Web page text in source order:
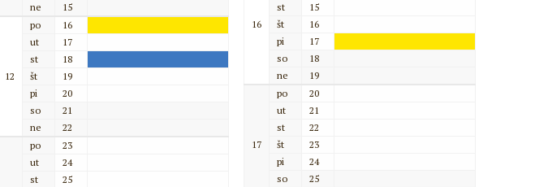
ne
15
12
po
16
ut
17
st
18
št
19
pi
20
so
21
ne
22
po
23
ut
24
st
25
16
st
15
št
16
pi
17
so
18
ne
19
17
po
20
ut
21
st
22
št
23
pi
24
so
25